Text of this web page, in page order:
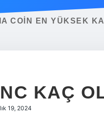
COIN EN YÜKSEK
KAÇ
19, 2024